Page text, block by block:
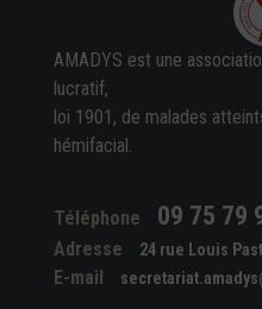
AMADYS est une
lucratif,
loi 1901, de malades
hémifacial.
Téléphone 09 75 79
Adresse 24 rue Louis
E-mail